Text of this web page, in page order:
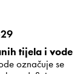
tijela i vode
označuje se